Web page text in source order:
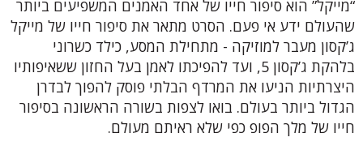
“מייקל” הוא סיפור חייו של אחד האמנים המשפיעים ביותר
שהעולם ידע אי פעם. הסרט מתאר את סיפור חייו של מייקל
ג’קסון מעבר למוזיקה - מתחילת המסע, כילד כשרוני
בלהקת ג’קסון 5, ועד להפיכתו לאמן בעל החזון ששאיפותיו
היצרתיות הניעו את המרדף הבלתי פוסק להפוך לבדרן
הגדול ביותר בעולם. בואו לצפות בשורה הראשונה בסיפור
חייו של מלך הפופ כפי שלא ראיתם מעולם.